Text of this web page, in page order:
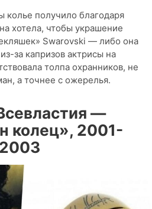
колье получило благодаря
хотела, чтобы украшение
Swarovski — либо она
за капризов актрисы на
толпа охранников, не
а точнее с ожерелья.
—
колец», 2001-
2003